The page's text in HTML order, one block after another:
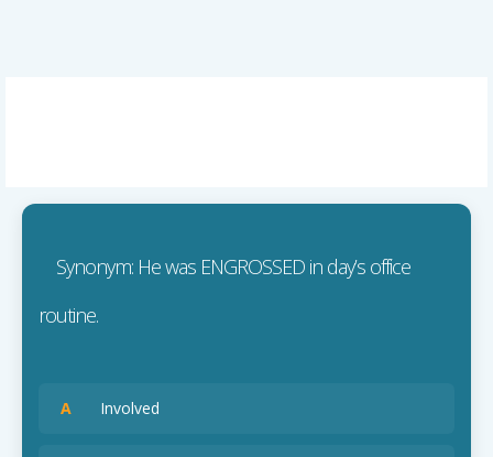
Synonym: He was ENGROSSED in day’s office
routine.
A Involved